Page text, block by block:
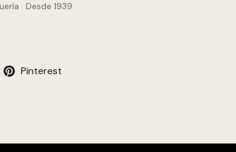
· Desde 1939
Pinterest